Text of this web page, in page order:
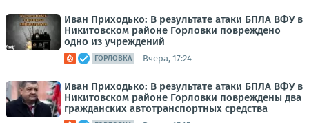
Иван Приходько: В результате атаки БПЛА ВФУ в
Никитовском районе Горловки повреждено
одно из учреждений
ГОРЛОВКА Вчера, 17:24
Иван Приходько: В результате атаки БПЛА ВФУ в
Никитовском районе Горловки повреждены два
гражданских автотранспортных средства